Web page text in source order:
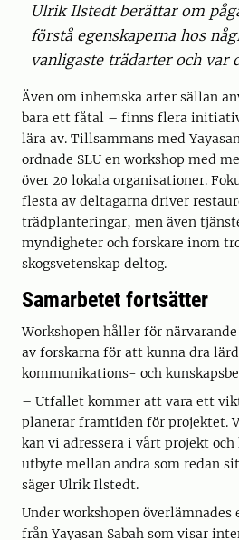
Ulrik Ilstedt berättar om
förstå egenskaperna hos
vanligaste trädarter och var
Även om inhemska arter sällan
bara ett fåtal – finns flera
lära av. Tillsammans med
ordnade SLU en workshop med
över 20 lokala organisationer.
flesta av deltagarna driver
trädplanteringar, men även
myndigheter och forskare inom
skogsvetenskap deltog.
Samarbetet fortsätter
Workshopen håller för
av forskarna för att kunna dra
kommunikations- och
– Utfallet kommer att vara ett
planerar framtiden för projektet.
kan vi adressera i vårt projekt
utbyte mellan andra som redan
säger Ulrik Ilstedt.
Under workshopen
från Yayasan Sabah som visar